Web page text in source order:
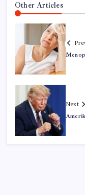
Other Articles
Next